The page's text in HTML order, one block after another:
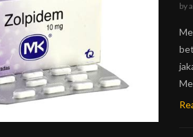
by